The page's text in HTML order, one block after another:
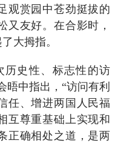
观赏园中苍劲挺拔的
又友好。在合影时，
大拇指。
历史性、标志性的访
晤中指出，“访问有利
任、增进两国人民福
互尊重基础上实现和
正确相处之道，是两